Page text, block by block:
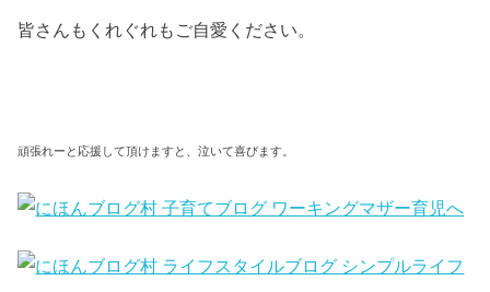
皆さんもくれぐれもご自愛ください。
頑張れーと応援して頂けますと、泣いて喜びます。